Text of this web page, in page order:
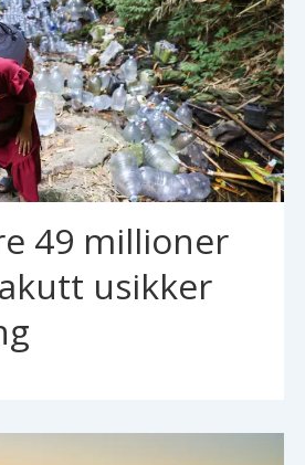
49 millioner
usikker